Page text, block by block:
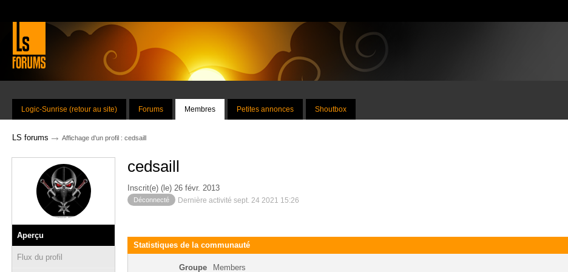
Logic-Sunrise (retour au site) Forums Membres Petites annonces Shoutbox
LS forums → Affichage d'un profil : cedsaill
Aperçu
Flux du profil
cedsaill
Inscrit(e) (le) 26 févr. 2013
Déconnecté Dernière activité sept. 24 2021 15:26
Statistiques de la communauté
Groupe Members